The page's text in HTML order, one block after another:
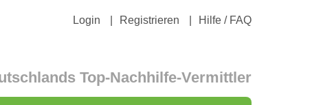
Login Registrieren Hilfe / FAQ
Top-Nachhilfe-Vermittler